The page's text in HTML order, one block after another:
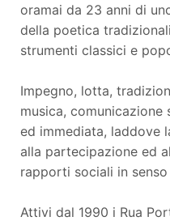
oramai da 23 anni di
della poetica
strumenti classici e
Impegno, lotta,
musica,
ed immediata, laddove
alla partecipazione ed
rapporti sociali in
Attivi dal 1990 i Rua